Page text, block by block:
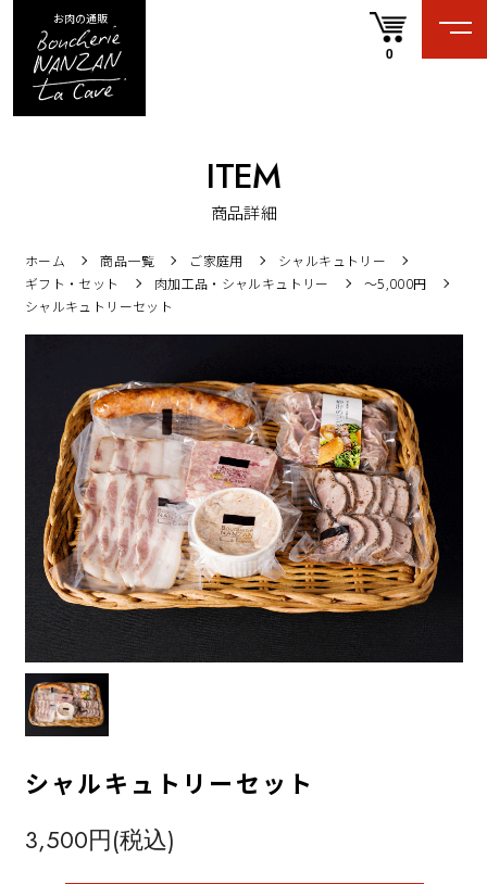
お肉の通販
0
ITEM
商品詳細
ホーム 商品一覧 ご家庭用
シャルキュトリー
ギフト・セット
肉加工品・シャルキュトリー
〜5,000円
シャルキュトリーセット
シャルキュトリーセット
3,500円(税込)